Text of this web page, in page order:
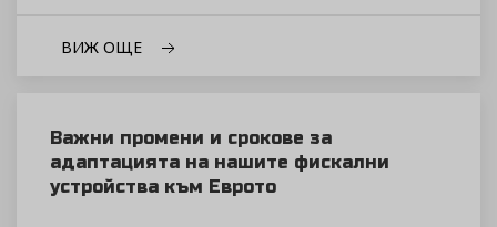
ВИЖ ОЩЕ
Важни промени и срокове за
адаптацията на нашите фискални
устройства към Еврото